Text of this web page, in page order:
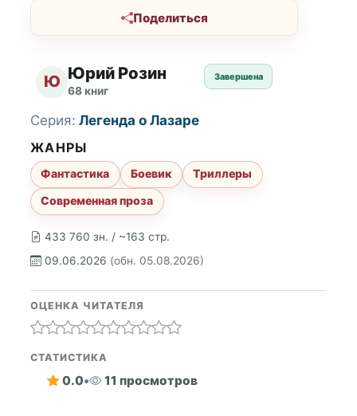
Поделиться
Ю Юрий Розин
68 книг
Завершена
433 760 зн. / ~163 стр.
09.06.2026 (обн. 05.08.2026)
Серия: Легенда о Лазаре
ЖАНРЫ
Фантастика Боевик
Триллеры
Современная проза
ОЦЕНКА ЧИТАТЕЛЯ
СТАТИСТИКА
0.0• 11 просмотров